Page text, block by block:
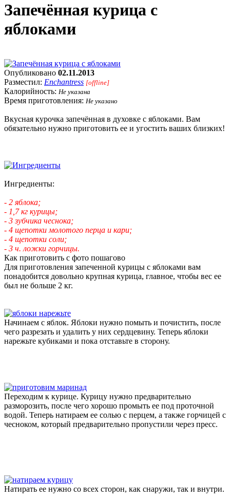
Запечённая курица с
яблоками
Опубликовано 02.11.2013
Разместил: Enchantress [offline]
Калорийность: Не указана
Время приготовления: Не указано
Вкусная курочка запечённая в духовке с яблоками. Вам
обязательно нужно приготовить ее и угостить ваших близких!
Ингредиенты:
- 2 яблока;
- 1,7 кг курицы;
- 3 зубчика чеснока;
- 4 щепотки молотого перца и кари;
- 4 щепотки соли;
- 3 ч. ложки горчицы.
Как приготовить с фото пошагово
Для приготовления запеченной курицы с яблоками вам
понадобится довольно крупная курица, главное, чтобы вес ее
был не больше 2 кг.
Начинаем с яблок. Яблоки нужно помыть и почистить, после
чего разрезать и удалить у них сердцевину. Теперь яблоки
нарежьте кубиками и пока отставьте в сторону.
Переходим к курице. Курицу нужно предварительно
разморозить, после чего хорошо промыть ее под проточной
водой. Теперь натираем ее солью с перцем, а также горчицей с
чесноком, который предварительно пропустили через пресс.
Натирать ее нужно со всех сторон, как снаружи, так и внутри.